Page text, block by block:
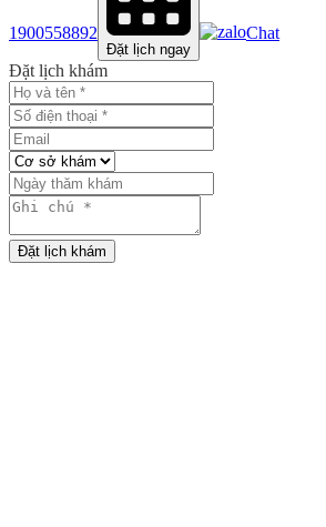
1900558892
Đặt lịch ngay
Chat
Đặt lịch khám
Đặt lịch khám